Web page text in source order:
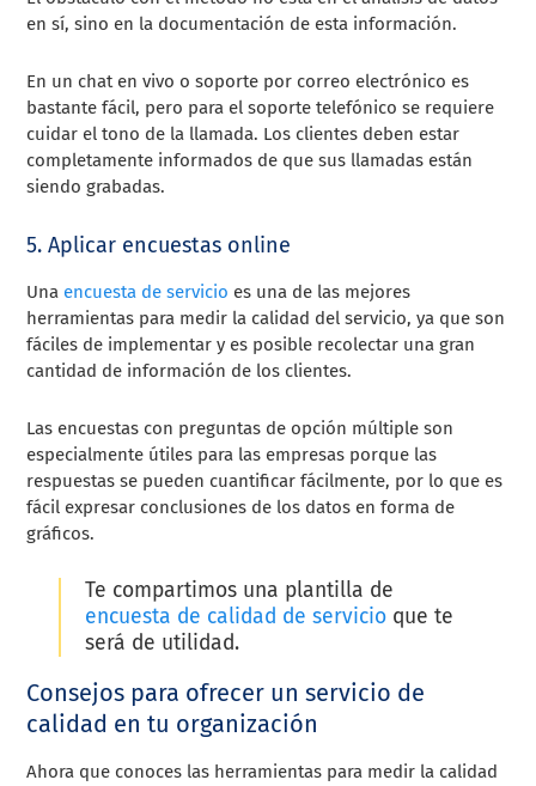
en sí, sino en la documentación de esta información.
En un chat en vivo o soporte por correo electrónico es
bastante fácil, pero para el soporte telefónico se requiere
cuidar el tono de la llamada. Los clientes deben estar
completamente informados de que sus llamadas están
siendo grabadas.
5. Aplicar encuestas online
Una encuesta de servicio es una de las mejores
herramientas para medir la calidad del servicio, ya que son
fáciles de implementar y es posible recolectar una gran
cantidad de información de los clientes.
Las encuestas con preguntas de opción múltiple son
especialmente útiles para las empresas porque las
respuestas se pueden cuantificar fácilmente, por lo que es
fácil expresar conclusiones de los datos en forma de
gráficos.
Te compartimos una plantilla de
encuesta de calidad de servicioque te
será de utilidad.
Consejos para ofrecer un servicio de
calidad en tu organización
Ahora que conoces las herramientas para medir la calidad